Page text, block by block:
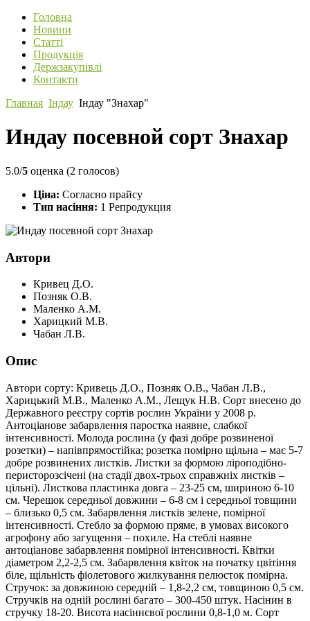
Головна
Новини
Статті
Продукція
Держзакупівлі
Контакти
Главная Індау Індау "Знахар"
Индау посевной сорт Знахар
5.0/5 оценка (2 голосов)
Ціна: Согласно прайсу
Тип насіння: 1 Репродукция
Автори
Кривец Д.О.
Позняк О.В.
Маленко А.М.
Харицкий М.В.
Чабан Л.В.
Опис
Автори сорту: Кривець Д.О., Позняк О.В., Чабан Л.В.,
Харицький М.В., Маленко А.М., Лещук Н.В. Сорт внесено до
Державного реєстру сортів рослин України у 2008 р.
Антоціанове забарвлення паростка наявне, слабкої
інтенсивності. Молода рослина (у фазі добре розвиненої
розетки) – напівпрямостійка; розетка помірно щільна – має 5-7
добре розвинених листків. Листки за формою ліроподібно-
перисторозсічені (на стадії двох-трьох справжніх листків –
цільні). Листкова пластинка довга – 23-25 см, шириною 6-10
см. Черешок середньої довжини – 6-8 см і середньої товщини
– близько 0,5 см. Забарвлення листків зелене, помірної
інтенсивності. Стебло за формою пряме, в умовах високого
агрофону або загущення – похиле. На стеблі наявне
антоціанове забарвлення помірної інтенсивності. Квітки
діаметром 2,2-2,5 см. Забарвлення квіток на початку цвітіння
біле, щільність фіолетового жилкування пелюсток помірна.
Стручок: за довжиною середній – 1,8-2,2 см, товщиною 0,5 см.
Стручків на одній рослині багато – 300-450 штук. Насінин в
стручку 18-20. Висота насіннєвої рослини 0,8-1,0 м. Сорт